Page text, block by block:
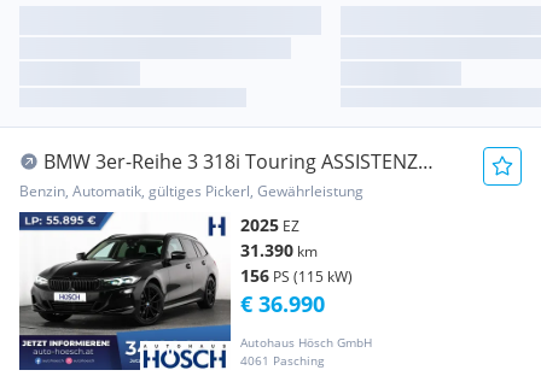
BMW 3er-Reihe 3 318i Touring ASSISTENZ
CURVED DISPLAY KAMERA ++
Benzin, Automatik, gültiges Pickerl, Gewährleistung
2025 EZ
31.390 km
156 PS (115 kW)
Autohaus Hösch GmbH
4061 Pasching
€ 36.990